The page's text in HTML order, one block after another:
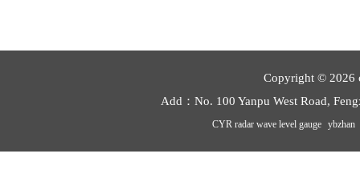
Copyright © 2026
Add：No. 100 Yanpu West Road,
CYR radar wave level gauge ybzhan